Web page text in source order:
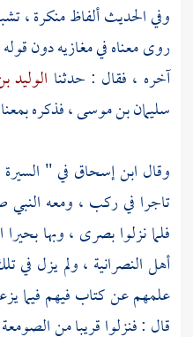
وفي الحديث ألفاظ منكرة ،
روى معناه في مغازيه دون
آخره ، فقال : حدثنا
سليمان بن موسى ،فذكره
وقال ابن إسحاق في "
تاجرا في ركب ، ومعه النبي
فلما نزلوابصرى ،وبها
أهل النصرانية ، ولم يزل
علمهم عن كتاب فيهم فيما
قال : فنزلوا قريبا من